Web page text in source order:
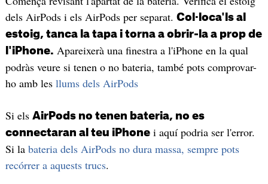
dels AirPods i els AirPods per separat. Col·loca'ls al
estoig, tanca la tapa i torna a obrir-la a prop de
l'iPhone. Apareixerà una finestra a l'iPhone en la qual
podràs veure si tenen o no bateria, també pots comprovar-
ho amb les llums dels AirPods
Si els AirPods no tenen bateria, no es
connectaran al teu iPhonei aquí podria ser l'error.
Si la bateria dels AirPods no dura massa, sempre pots
recórrer a aquests trucs.